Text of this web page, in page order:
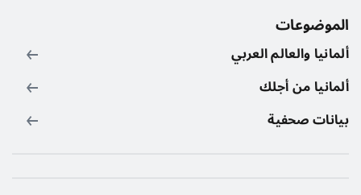
الموضوعات
ألمانيا والعالم العربي
ألمانيا من أجلك
بيانات صحفية